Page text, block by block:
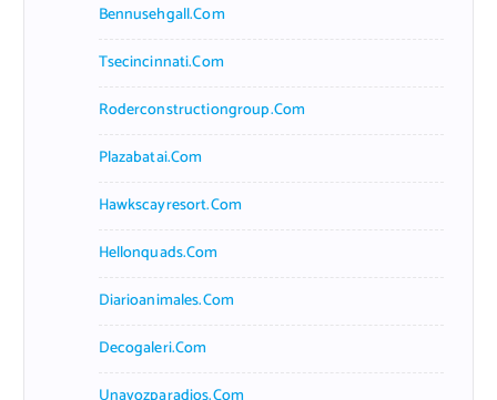
Bennusehgall.com
Tsecincinnati.com
Roderconstructiongroup.com
Plazabatai.com
Hawkscayresort.com
Hellonquads.com
Diarioanimales.com
Decogaleri.com